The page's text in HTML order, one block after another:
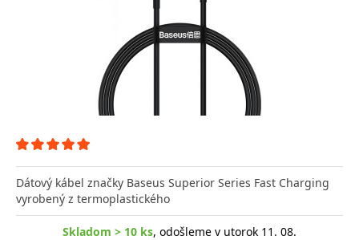
Dátový kábel značky Baseus Superior Series Fast Charging
vyrobený z termoplastického
Skladom > 10 ks, odošleme v utorok 11. 08.